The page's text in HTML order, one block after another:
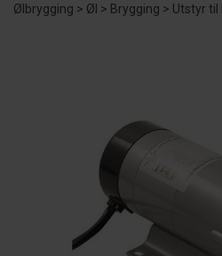
Ølbrygging>Øl >Brygging>Utstyr til